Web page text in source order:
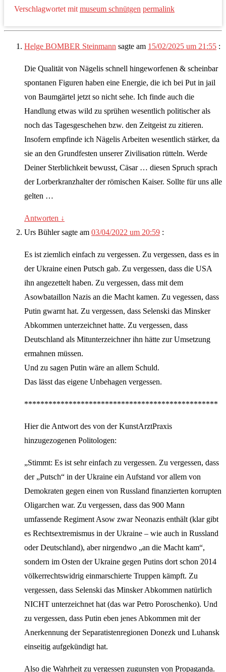
Verschlagwortet mit museum schnütgen permalink
Helge BOMBER Steinmann sagte am 15/02/2025 um 21:55 :
Die Qualität von Nägelis schnell hingeworfenen & scheinbar
spontanen Figuren haben eine Energie, die ich bei Put in jail
von Baumgärtel jetzt so nicht sehe. Ich finde auch die
Handlung etwas wild zu sprühen wesentlich politischer als
noch das Tagesgeschehen bzw. den Zeitgeist zu zitieren.
Insofern empfinde ich Nägelis Arbeiten wesentlich stärker, da
sie an den Grundfesten unserer Zivilisation rütteln. Werde
Deiner Sterblichkeit bewusst, Cäsar … diesen Spruch sprach
der Lorberkranzhalter der römischen Kaiser. Sollte für uns alle
gelten …
Antworten ↓
Urs Bühlersagte am 03/04/2022 um 20:59 :
Es ist ziemlich einfach zu vergessen. Zu vergessen, dass es in
der Ukraine einen Putsch gab. Zu vergessen, dass die USA
ihn angezettelt haben. Zu vergessen, dass mit dem
Asowbataillon Nazis an die Macht kamen. Zu vegessen, dass
Putin gwarnt hat. Zu vergessen, dass Selenski das Minsker
Abkommen unterzeichnet hatte. Zu vergessen, dass
Deutschland als Mitunterzeichner ihn hätte zur Umsetzung
ermahnen müssen.
Und zu sagen Putin wäre an allem Schuld.
Das lässt das eigene Unbehagen vergessen.
************************************************
Hier die Antwort des von der KunstArztPraxis
hinzugezogenen Politologen:
„Stimmt: Es ist sehr einfach zu vergessen. Zu vergessen, dass
der „Putsch“ in der Ukraine ein Aufstand vor allem von
Demokraten gegen einen von Russland finanzierten korrupten
Oligarchen war. Zu vergessen, dass das 900 Mann
umfassende Regiment Asow zwar Neonazis enthält (klar gibt
es Rechtsextremismus in der Ukraine – wie auch in Russland
oder Deutschland), aber nirgendwo „an die Macht kam“,
sondern im Osten der Ukraine gegen Putins dort schon 2014
völkerrechtswidrig einmarschierte Truppen kämpft. Zu
vergessen, dass Selenski das Minsker Abkommen natürlich
NICHT unterzeichnet hat (das war Petro Poroschenko). Und
zu vergessen, dass Putin eben jenes Abkommen mit der
Anerkennung der Separatistenregionen Donezk und Luhansk
einseitig aufgekündigt hat.
Also die Wahrheit zu vergessen zugunsten von Propaganda.